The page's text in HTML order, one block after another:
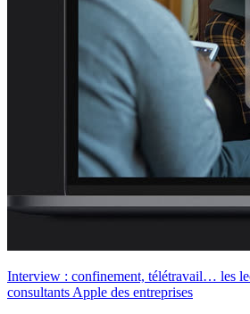
Interview : confinement, télétravail… les
consultants Apple des entreprises